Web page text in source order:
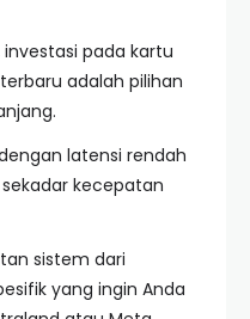
pada kartu
adalah pilihan
latensi rendah
kecepatan
sistem dari
yang ingin Anda